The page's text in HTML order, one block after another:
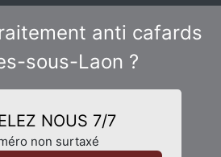
anti cafards
sous-Laon ?
NOUS 7/7
non surtaxé